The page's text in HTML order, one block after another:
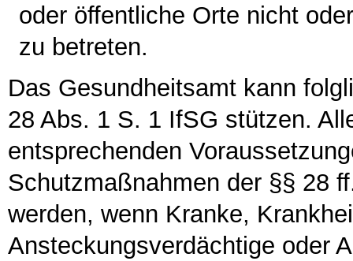
oder öffentliche Orte nicht
zu betreten.
Das Gesundheitsamt kann
28 Abs. 1 S. 1 IfSG stützen.
entsprechenden
Schutzmaßnahmen der §§ 28
werden, wenn Kranke,
Ansteckungsverdächtige oder